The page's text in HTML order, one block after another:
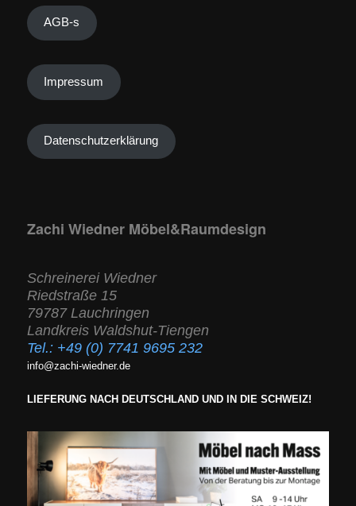
AGB-s
Impressum
Datenschutzerklärung
Zachi Wiedner Möbel&Raumdesign
Schreinerei Wiedner
Riedstraße 15
79787 Lauchringen
Landkreis Waldshut-Tiengen
Tel.: +49 (0) 7741 9695 232
info@zachi-wiedner.de
LIEFERUNG NACH DEUTSCHLAND UND IN DIE SCHWEIZ!